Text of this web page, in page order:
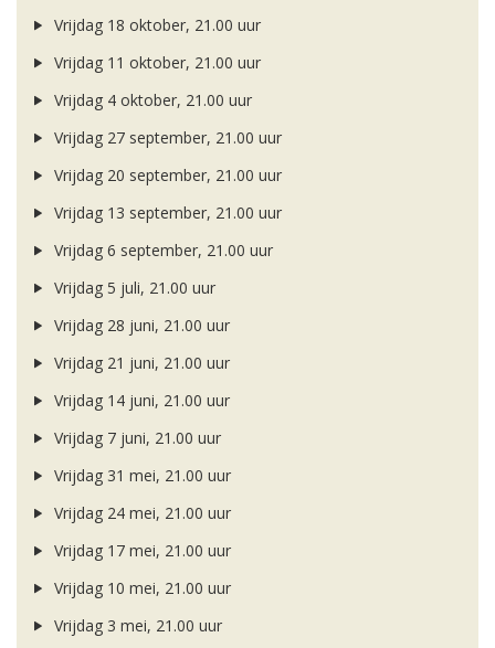
Vrijdag 18 oktober, 21.00 uur
Vrijdag 11 oktober, 21.00 uur
Vrijdag 4 oktober, 21.00 uur
Vrijdag 27 september, 21.00 uur
Vrijdag 20 september, 21.00 uur
Vrijdag 13 september, 21.00 uur
Vrijdag 6 september, 21.00 uur
Vrijdag 5 juli, 21.00 uur
Vrijdag 28 juni, 21.00 uur
Vrijdag 21 juni, 21.00 uur
Vrijdag 14 juni, 21.00 uur
Vrijdag 7 juni, 21.00 uur
Vrijdag 31 mei, 21.00 uur
Vrijdag 24 mei, 21.00 uur
Vrijdag 17 mei, 21.00 uur
Vrijdag 10 mei, 21.00 uur
Vrijdag 3 mei, 21.00 uur